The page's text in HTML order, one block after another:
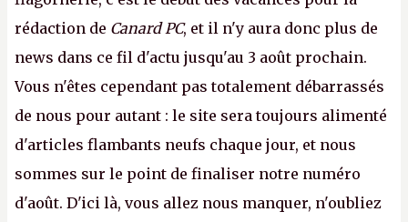
rédaction de Canard PC, et il n'y aura donc plus de
news dans ce fil d'actu jusqu'au 3 août prochain.
Vous n'êtes cependant pas totalement débarrassés
de nous pour autant : le site sera toujours alimenté
d'articles flambants neufs chaque jour, et nous
sommes sur le point de finaliser notre numéro
d'août. D'ici là, vous allez nous manquer, n'oubliez